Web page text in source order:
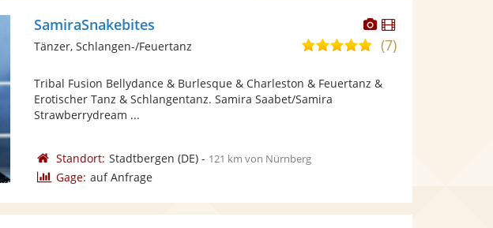
Dieser
Künstler
stellt
bereit.
Dieser
Künstler
SamiraSnakebites
5,0
5
(7)
Tänzer, Schlangen-/Feuertanz
Tribal Fusion Bellydance & Burlesque & Charleston & Feuertanz &
Erotischer Tanz & Schlangentanz. Samira Saabet/Samira
Strawberrydream ...
Standort: Stadtbergen (DE)- 121 km von Nürnberg
Gage: auf Anfrage